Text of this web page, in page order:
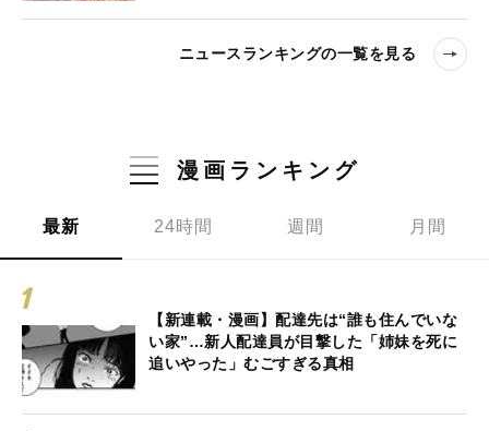
ニュースランキングの一覧を見る
漫画ランキング
最新 24時間 週間 月間
【新連載・漫画】配達先は“誰も住んでいな
い家”…新人配達員が目撃した「姉妹を死に
追いやった」むごすぎる真相